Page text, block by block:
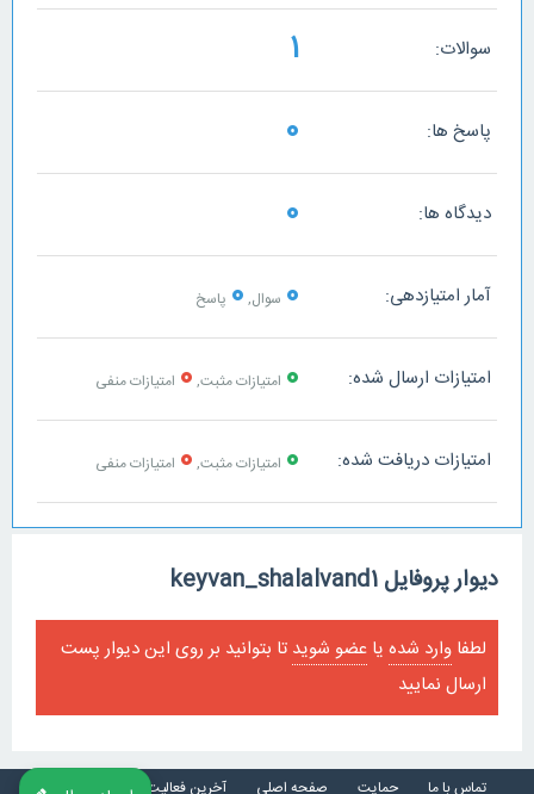
سوالات: 1
پاسخ ها: 0
دیدگاه ها: 0
آمار امتیازدهی: 0 سوال, 0 پاسخ
امتیازات ارسال شده: 0 امتیازات مثبت, 0 امتیازات منفی
امتیازات دریافت شده: 0 امتیازات مثبت, 0 امتیازات منفی
دیوار پروفایل keyvan_shalalvand1
لطفا وارد شده یا عضو شوید تا بتوانید بر روی این دیوار پست
ارسال نمایید
تماس با ما حمایت صفحه اصلی آخرین فعالیت ها